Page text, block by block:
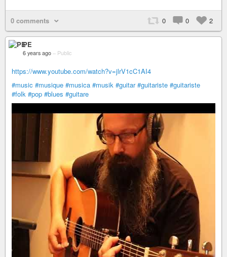
0 comments 0 0 2
PE
6 years ago – Public
https://www.youtube.com/watch?v=jlrV1cC1AI4
#music #musique #musica #musik #guitar #guitariste #guitariste
#folk #pop #blues #guitare